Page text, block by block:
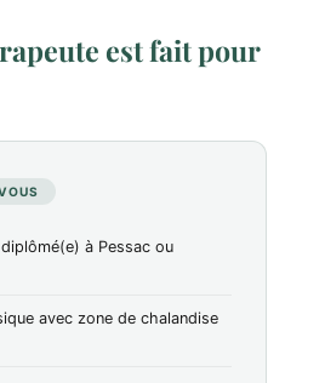
est fait pour
à Pessac ou
avec zone de chalandise